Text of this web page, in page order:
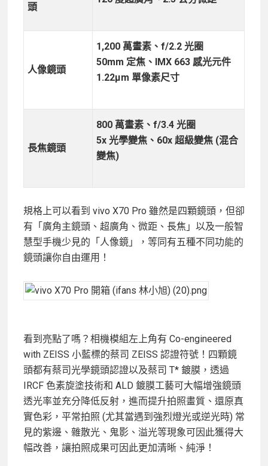
頭
人像鏡頭
1,200 萬畫素、f/2.2 光圈
50mm 定焦、IMX 663 感光元件
1.22μm 單像素尺寸
長焦鏡頭
800 萬畫素、f/3.4 光圈
5x 光學變焦、60x 超級變焦 (混合
變焦)
規格上可以看到 vivo X70 Pro 雖然是四顆鏡頭，但卻
有「廣角主鏡頭、超廣角、微距、長焦」以及一般智
慧型手機少見的「人像鏡」，等同有五種不同功能的
鏡頭讓你自由運用！
看到亮點了嗎？相機模組左上角有 Co-engineered
with ZEISS 小藍標的蔡司 ZEISS 認證符號！四顆鏡
頭都有蔡司光學鏡頭認證以及蔡司 T* 鍍膜，透過
IRCF 色素旋塗技術和 ALD 鍍膜工藝可大幅增強鏡頭
透光率並充分降低反射，進而提升拍照畫質、還原真
實色彩，平常拍照 (尤其當遇到強烈燈光或逆光時) 常
見的紫邊、雜散光、鬼影、溢光等現象可因此獲得大
幅改善，讓拍照成果可因此更加清晰、純淨！